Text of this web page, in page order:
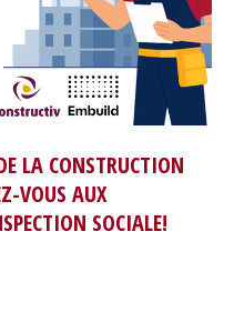
LA CONSTRUCTION
VOUS AUX
SOCIALE!